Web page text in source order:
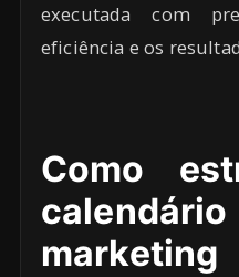
executada com
eficiência e os
Como
marketing